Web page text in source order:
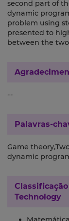
second part of
dynamic
problem using
presented to
between the
--
Palavras-
Game
dynamic
Classificação
Technology